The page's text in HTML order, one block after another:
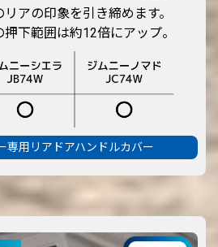
アの印象を引き締めます。
下範囲は約12倍にアップ。
専用リアドアハンドルカバー